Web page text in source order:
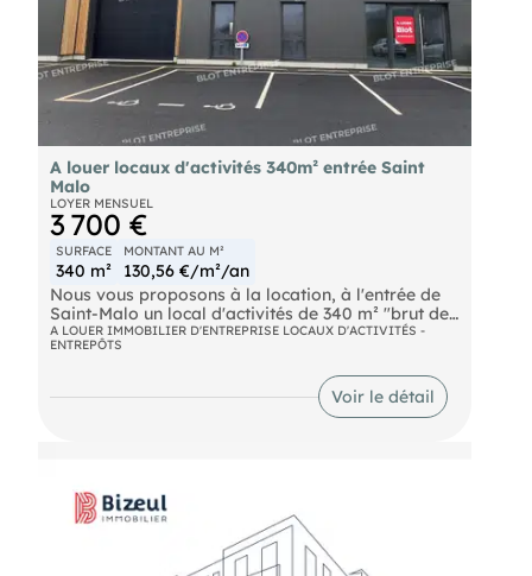
A louer locaux d'activités 340m² entrée Saint
Malo
LOYER MENSUEL
3 700 €
SURFACE
340 m²
MONTANT AU M²
130,56 €/m²/an
Nous vous proposons à la location, à l'entrée de
Saint-Malo un local d'activités de 340 m² "brut de
béton" avec fluides en attente. Grande vitrine
donnant sur la rue avec une belle visibilité.
- 9 places de parking Belle hauteur sous faîtage
exposés, sont disponibles sur le site
A LOUER IMMOBILIER D'ENTREPRISE LOCAUX D'ACTIVITÉS -
ENTREPÔTS
Voir le détail